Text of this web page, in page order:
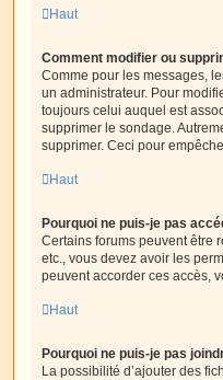
Haut
Comment modifier ou
Comme pour les messages,
un administrateur. Pour
toujours celui auquel est
supprimer le sondage.
supprimer. Ceci pour
Haut
Pourquoi ne puis-je pas
Certains forums peuvent être
etc., vous devez avoir les
peuvent accorder ces accès,
Haut
Pourquoi ne puis-je pas
La possibilité d’ajouter des